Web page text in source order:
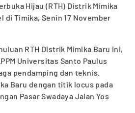
Hijau (RTH) Distrik Mimika
di Timika, Senin 17 November
RTH Distrik Mimika Baru ini,
Universitas Santo Paulus
pendamping dan teknis.
Baru dengan titik locus pada
Pasar Swadaya Jalan Yos